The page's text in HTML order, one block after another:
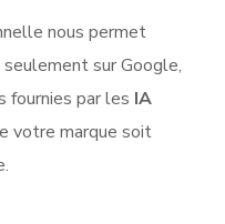
nous permet
sur Google,
fournies par les IA
votre marque soit